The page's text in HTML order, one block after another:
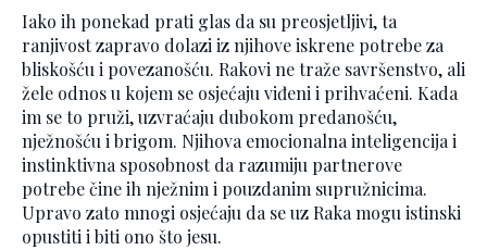
Iako ih ponekad prati glas da su preosjetljivi, ta
ranjivost zapravo dolazi iz njihove iskrene potrebe za
bliskošću i povezanošću. Rakovi ne traže savršenstvo, ali
žele odnos u kojem se osjećaju viđeni i prihvaćeni. Kada
im se to pruži, uzvraćaju dubokom predanošću,
nježnošću i brigom. Njihova emocionalna inteligencija i
instinktivna sposobnost da razumiju partnerove
potrebe čine ih nježnim i pouzdanim supružnicima.
Upravo zato mnogi osjećaju da se uz Raka mogu istinski
opustiti i biti ono što jesu.